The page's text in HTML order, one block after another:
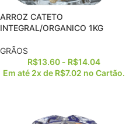
ARROZ CATETO
INTEGRAL/ORGANICO 1KG
GRÃOS
R$13.60 - R$14.04
Em até 2x de R$7.02 no Cartão.